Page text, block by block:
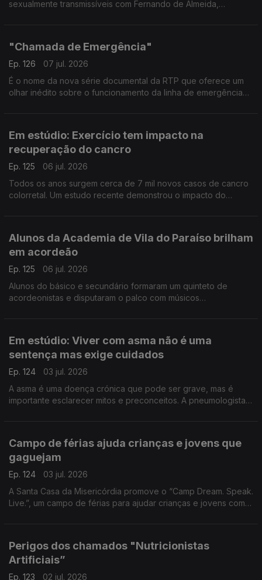
sexualmente transmissíveis com Fernando de Almeida,
"Chamada de Emergência"
Ep. 126
07 jul. 2026
É o nome da nova série documental da RTP que oferece um
olhar inédito sobre o funcionamento da linha de emergência
Em estúdio: Exercício tem impacto na
recuperação do cancro
Ep. 125
06 jul. 2026
Todos os anos surgem cerca de 7 mil novos casos de cancro
colorretal. Um estudo recente demonstrou o impacto do
Alunos da Academia de Vila do Paraíso brilham
em acordeão
Ep. 125
06 jul. 2026
Alunos do básico e secundário formaram um quinteto de
acordeonistas e disputaram o palco com músicos
Em estúdio: Viver com asma não é uma
sentença mas exige cuidados
Ep. 124
03 jul. 2026
A asma é uma doença crónica que pode ser grave, mas é
importante esclarecer mitos e preconceitos. A pneumologista
Campo de férias ajuda crianças e jovens que
gaguejam
Ep. 124
03 jul. 2026
A Santa Casa da Misericórdia promove o “Camp Dream. Speak.
Live.”, um campo de férias para ajudar crianças e jovens com
Perigos dos chamados "Nutricionistas
Artificiais”
Ep. 123
02 jul. 2026